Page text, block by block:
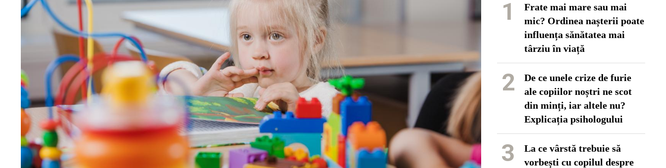
1
Frate mai mare sau mai
mic? Ordinea nașterii poate
influența sănătatea mai
târziu în viață
2
De ce unele crize de furie
ale copiilor noștri ne scot
din minți, iar altele nu?
Explicația psihologului
3
La ce vârstă trebuie să
vorbești cu copilul despre